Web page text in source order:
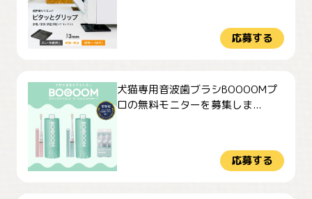
応募する
犬猫専用音波歯ブラシBOOOOMプ
ロの無料モニターを募集しま...
応募する